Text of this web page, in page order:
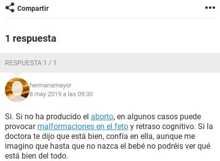
Compartir
1 respuesta
RESPUESTA 1 / 1
hermanamayor
8 may 2019 a las 09:30
Si. Si no ha producido el aborto, en algunos casos puede
provocar malformaciones en el feto y retraso cognitivo. Si la
doctora te dijo que está bien, confía en ella, aunque me
imagino que hasta que no nazca el bebé no podréis ver qué
está bien del todo.